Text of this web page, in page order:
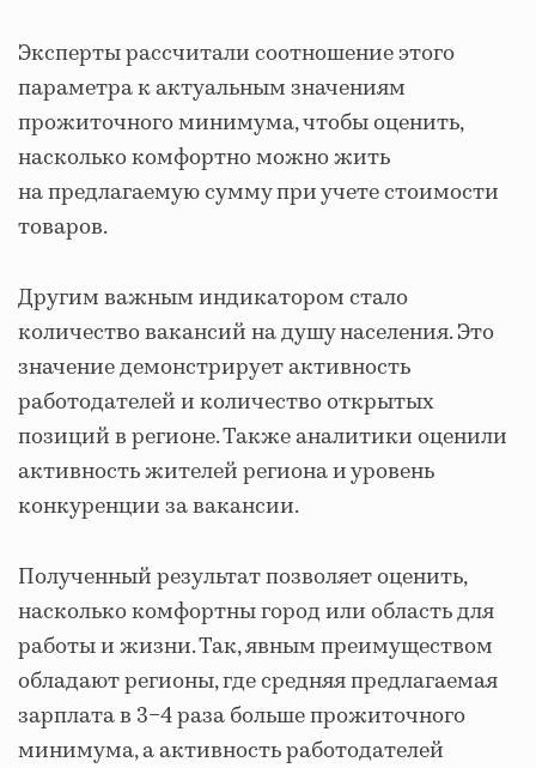
Эксперты рассчитали соотношение этого
параметра к актуальным значениям
прожиточного минимума, чтобы оценить,
насколько комфортно можно жить
на предлагаемую сумму при учете стоимости
товаров.
Другим важным индикатором стало
количество вакансий на душу населения. Это
значение демонстрирует активность
работодателей и количество открытых
позиций в регионе. Также аналитики оценили
активность жителей региона и уровень
конкуренции за вакансии.
Полученный результат позволяет оценить,
насколько комфортны город или область для
работы и жизни. Так, явным преимуществом
обладают регионы, где средняя предлагаемая
зарплата в 3−4 раза больше прожиточного
минимума, а активность работодателей